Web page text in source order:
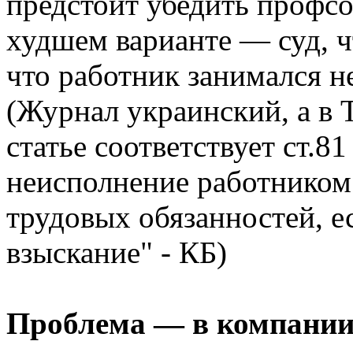
худшем варианте — суд,
что работник занимался
(Журнал украинский, а в
статье соответствует
неисполнение
трудовых обязанностей,
взыскание" - КБ)
Проблема — в